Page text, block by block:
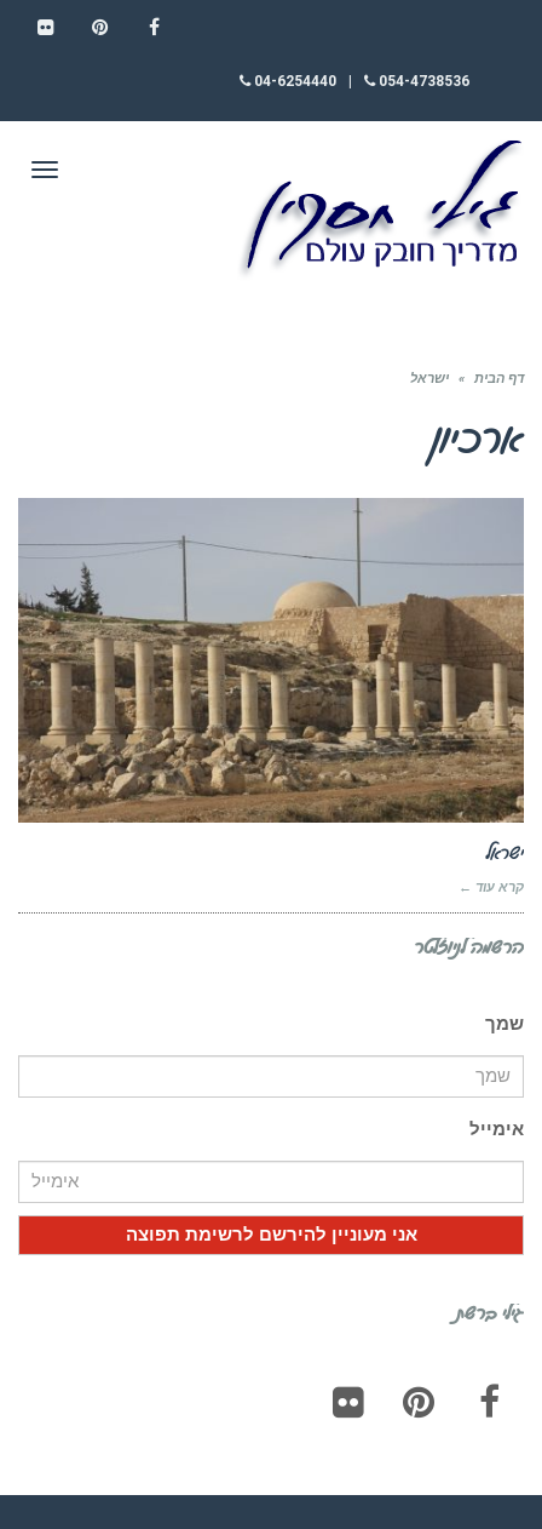
054-4738536
04-6254440
דף הבית » ישראל
ארכיון
ישראל
קרא עוד ←
הרשמה לניוזלטר
שמך
אימייל
גילי ברשת